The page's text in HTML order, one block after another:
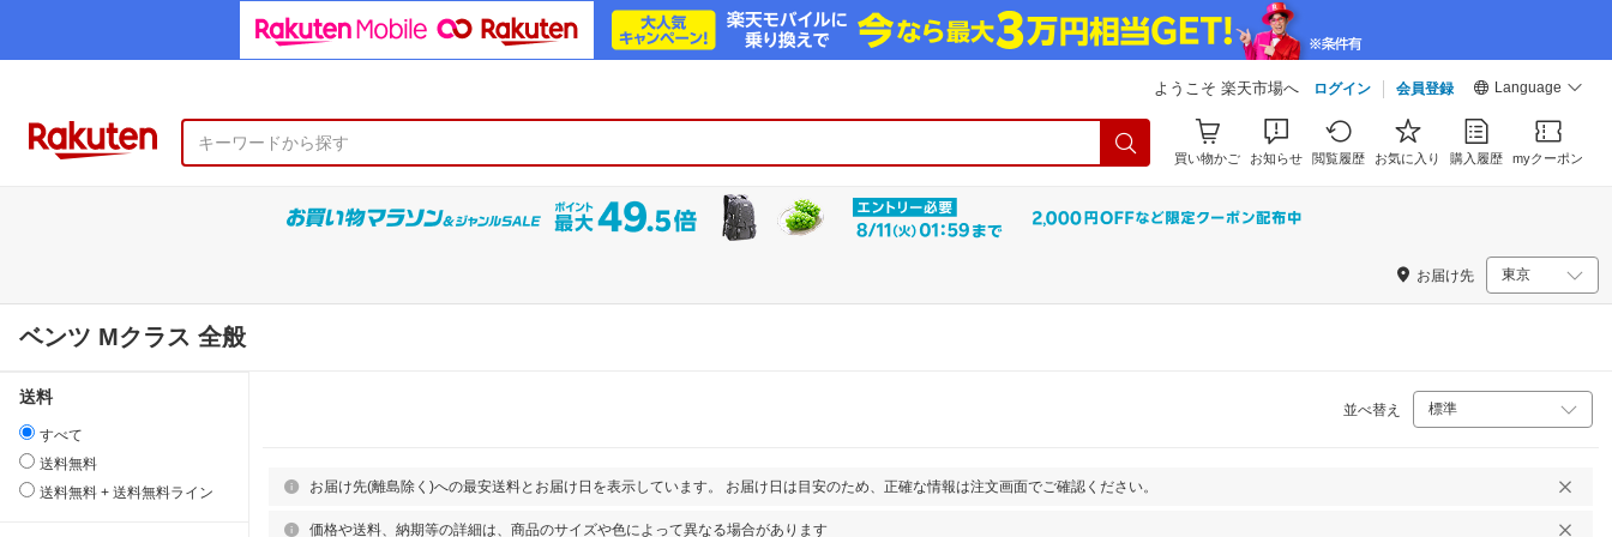
ようこそ 楽天市場へ ログイン 会員登録 Language
買い物かご お知らせ 閲覧履歴 お気に入り 購入履歴 myクーポン
お届け先
ベンツ Mクラス 全般
送料
すべて
送料無料
送料無料 + 送料無料ライン
並べ替え
お届け先(離島除く)への最安送料とお届け日を表示しています。 お届け日は目安のため、正確な情報は注文画面でご確認ください。
価格や送料、納期等の詳細は、商品のサイズや色によって異なる場合があります